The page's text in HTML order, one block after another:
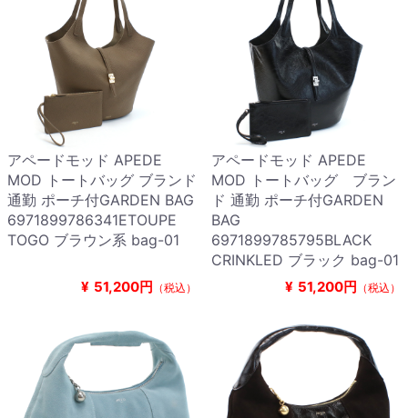
アペードモッド APEDE
MOD トートバッグ ブランド
通勤 ポーチ付GARDEN BAG
6971899786341ETOUPE
TOGO ブラウン系 bag-01
¥ 51,200円 （税込）
アペードモッド APEDE
MOD トートバッグ ブラン
ド 通勤 ポーチ付GARDEN
BAG
6971899785795BLACK
CRINKLED ブラック bag-01
¥ 51,200円 （税込）